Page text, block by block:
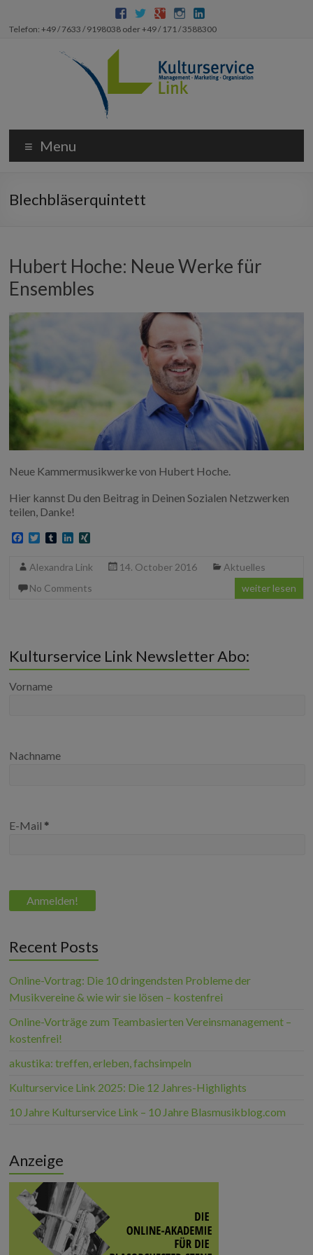
Telefon: +49 / 7633 / 9198038 oder +49 / 171 / 3588300
Menu
Blechbläserquintett
Hubert Hoche: Neue Werke für
Ensembles
Neue Kammermusikwerke von Hubert Hoche.
Hier kannst Du den Beitrag in Deinen Sozialen Netzwerken
teilen, Danke!
F
c
e
b
o
T
t
e
T
b
r
L
k
d
G
Alexandra Link 14. October 2016
Aktuelles
No Comments
weiter lesen
Kulturservice Link Newsletter Abo:
Vorname
Nachname
E-Mail *
Recent Posts
Online-Vortrag: Die 10 dringendsten Probleme der
Musikvereine & wie wir sie lösen – kostenfrei
Online-Vorträge zum Teambasierten Vereinsmanagement –
kostenfrei!
akustika: treffen, erleben, fachsimpeln
Kulturservice Link 2025: Die 12 Jahres-Highlights
10 Jahre Kulturservice Link – 10 Jahre Blasmusikblog.com
Anzeige